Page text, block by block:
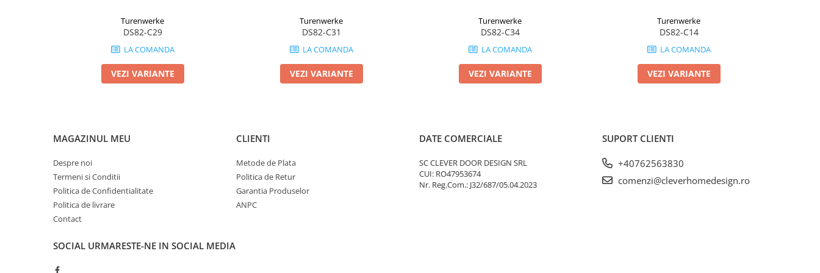
Turenwerke
DS82-C29
LA COMANDA
VEZI VARIANTE
Turenwerke
DS82-C31
LA COMANDA
VEZI VARIANTE
Turenwerke
DS82-C34
LA COMANDA
VEZI VARIANTE
Turenwerke
DS82-C14
LA COMANDA
VEZI VARIANTE
MAGAZINUL MEU
Despre noi
Termeni si Conditii
Politica de Confidentialitate
Politica de livrare
Contact
CLIENTI
Metode de Plata
Politica de Retur
Garantia Produselor
ANPC
DATE COMERCIALE
SC CLEVER DOOR DESIGN SRL
CUI: RO47953674
Nr. Reg.Com.: J32/687/05.04.2023
SUPORT CLIENTI
+40762563830
comenzi@cleverhomedesign.ro
SOCIAL URMARESTE-NE IN SOCIAL MEDIA